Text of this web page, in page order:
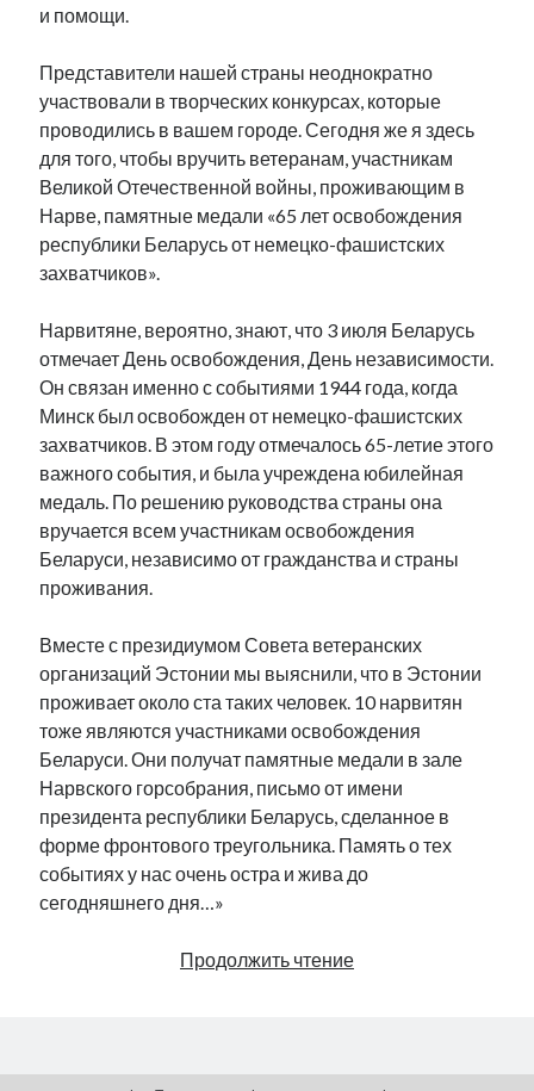
и помощи.
Представители нашей страны неоднократно
участвовали в творческих конкурсах, которые
проводились в вашем городе. Сегодня же я здесь
для того, чтобы вручить ветеранам, участникам
Великой Отечественной войны, проживающим в
Нарве, памятные медали «65 лет освобождения
республики Беларусь от немецко-фашистских
захватчиков».
Нарвитяне, вероятно, знают, что 3 июля Беларусь
отмечает День освобождения, День независимости.
Он связан именно с событиями 1944 года, когда
Минск был освобожден от немецко-фашистских
захватчиков. В этом году отмечалось 65-летие этого
важного события, и была учреждена юбилейная
медаль. По решению руководства страны она
вручается всем участникам освобождения
Беларуси, независимо от гражданства и страны
проживания.
Вместе с президиумом Совета ветеранских
организаций Эстонии мы выяснили, что в Эстонии
проживает около ста таких человек. 10 нарвитян
тоже являются участниками освобождения
Беларуси. Они получат памятные медали в зале
Нарвского горсобрания, письмо от имени
президента республики Беларусь, сделанное в
форме фронтового треугольника. Память о тех
событиях у нас очень остра и жива до
сегодняшнего дня…»
Продолжить чтениеМедали